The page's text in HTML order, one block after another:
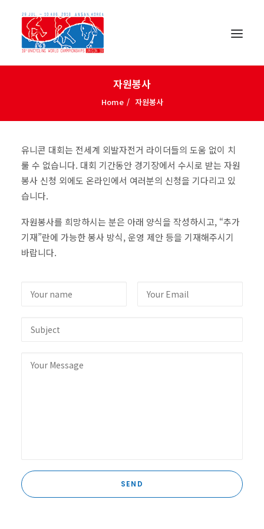
한국어
자원봉사
Home 자원봉사
유니콘 대회는 전세계 외발자전거 라이더들의 도움 없이 치
룰 수 없습니다. 대회 기간동안 경기장에서 수시로 받는 자원
봉사 신청 외에도 온라인에서 여러분의 신청을 기다리고 있
습니다.
자원봉사를 희망하시는 분은 아래 양식을 작성하시고, “추가
기재”란에 가능한 봉사 방식, 운영 제안 등을 기재해주시기
바랍니다.